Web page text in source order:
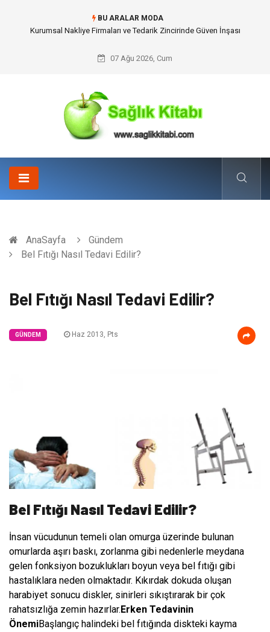
BU ARALAR MODA
Dalaman Kalkan Transfer: Kişiselleştirilmiş Hizmet Ve Uç Nokta Konforu
07 Ağu 2026, Cum
AnaSayfa
Gündem
Bel Fıtığı Nasıl Tedavi Edilir?
Bel Fıtığı Nasıl Tedavi Edilir?
GÜNDEM Haz 2013, Pts
Bel Fıtığı Nasıl Tedavi Edilir?
İnsan vücudunun temeli olan omurga üzerinde bulunan
omurlarda aşırı baskı, zorlanma gibi nedenlerle meydana
gelen fonksiyon bozuklukları boyun veya bel fıtığı gibi
hastalıklara neden olmaktadır. Kıkırdak dokuda oluşan
harabiyet sonucu diskler, sinirleri sıkıştırarak bir çok
rahatsızlığa zemin hazırlar.Erken Tedavinin
ÖnemiBaşlangıç halindeki bel fıtığında diskteki kayma